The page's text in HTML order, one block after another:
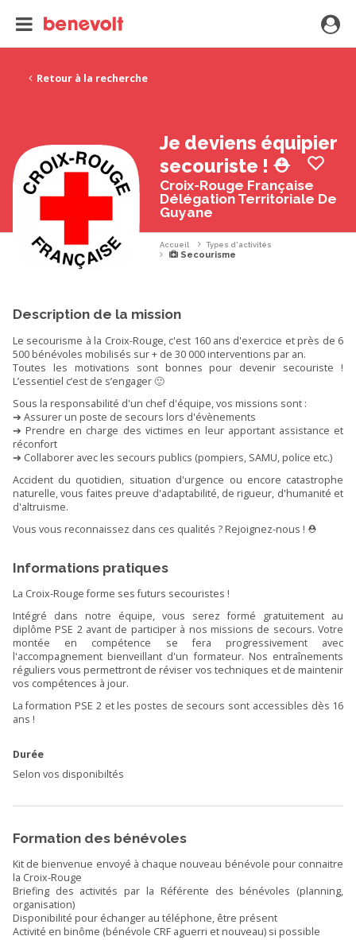
Retour à la recherche
Je deviens équipier
secouriste ! ⛑️
Croix-Rouge Française
Délégation Territoriale De
Guyane
Accueil Types d'activités
Secourisme
Description de la mission
Le secourisme à la Croix-Rouge, c'est 160 ans d'exercice et près de 6
500 bénévoles mobilisés sur + de 30 000 interventions par an.
Toutes les motivations sont bonnes pour devenir secouriste !
L’essentiel c’est de s’engager 🙂
Sous la responsabilité d'un chef d'équipe, vos missions sont :
➔ Assurer un poste de secours lors d'évènements
➔ Prendre en charge des victimes en leur apportant assistance et
réconfort
➔ Collaborer avec les secours publics (pompiers, SAMU, police etc.)
Accident du quotidien, situation d'urgence ou encore catastrophe
naturelle, vous faites preuve d'adaptabilité, de rigueur, d'humanité et
d'altruisme.
Vous vous reconnaissez dans ces qualités ? Rejoignez-nous ! ⛑️
Informations pratiques
La Croix-Rouge forme ses futurs secouristes !
Intégré dans notre équipe, vous serez formé gratuitement au
diplôme PSE 2 avant de participer à nos missions de secours. Votre
montée en compétence se fera progressivement avec
l'accompagnement bienveillant d'un formateur. Nos entraînements
réguliers vous permettront de réviser vos techniques et de maintenir
vos compétences à jour.
La formation PSE 2 et les postes de secours sont accessibles dès 16
ans !
Durée
Selon vos disponibiltés
Formation des bénévoles
Kit de bienvenue envoyé à chaque nouveau bénévole pour connaitre
la Croix-Rouge
Briefing des activités par la Référente des bénévoles (planning,
organisation)
Disponibilité pour échanger au téléphone, être présent
Activité en binôme (bénévole CRF aguerri et nouveau) si possible